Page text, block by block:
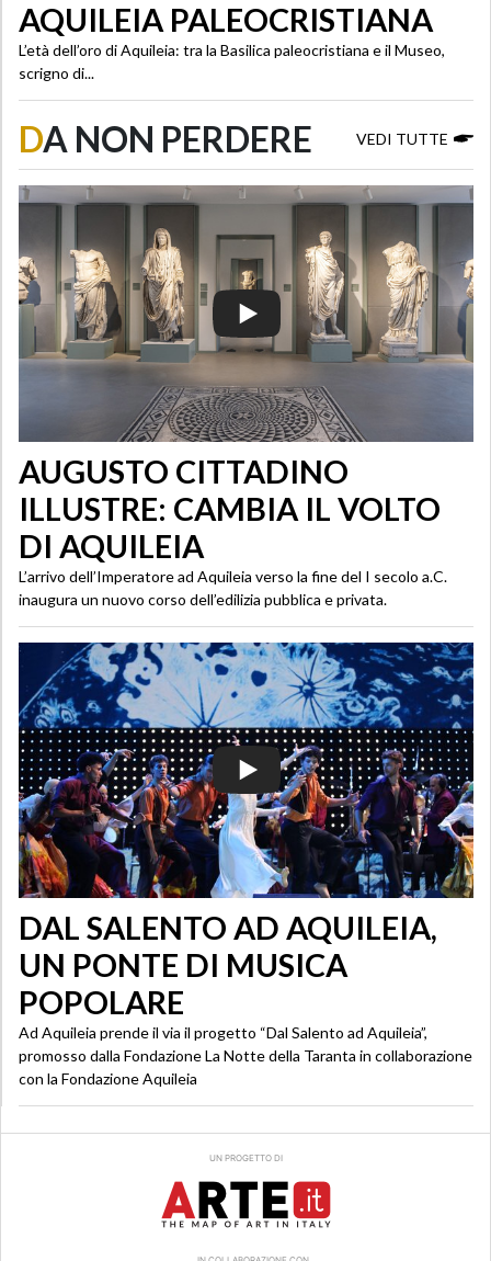
AQUILEIA PALEOCRISTIANA
L’età dell’oro di Aquileia: tra la Basilica paleocristiana e il Museo,
scrigno di...
DA NON PERDERE VEDI TUTTE
AUGUSTO CITTADINO
ILLUSTRE: CAMBIA IL VOLTO
DI AQUILEIA
L’arrivo dell’Imperatore ad Aquileia verso la fine del I secolo a.C.
inaugura un nuovo corso dell’edilizia pubblica e privata.
DAL SALENTO AD AQUILEIA,
UN PONTE DI MUSICA
POPOLARE
Ad Aquileia prende il via il progetto “Dal Salento ad Aquileia”,
promosso dalla Fondazione La Notte della Taranta in collaborazione
con la Fondazione Aquileia
UN PROGETTO DI